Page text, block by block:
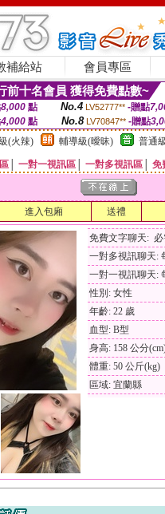
補給站 會員專區
前十名會員 獲得免費點數~
8,000點 No.4 LV52777** -贈點
4,000 點 No.8 LV70847** -贈點
(火辣) 輔導級(曖昧) 普通
一對一視訊區 一對多視訊區 免
進入包廂 送禮
免費文字聊天:
一對多視訊聊天:
一對一視訊聊天:
性別: 女性
年齡: 22 歲
血型: B型
身高: 158 公分
體重: 50 公斤(kg)
區域: 宜蘭縣